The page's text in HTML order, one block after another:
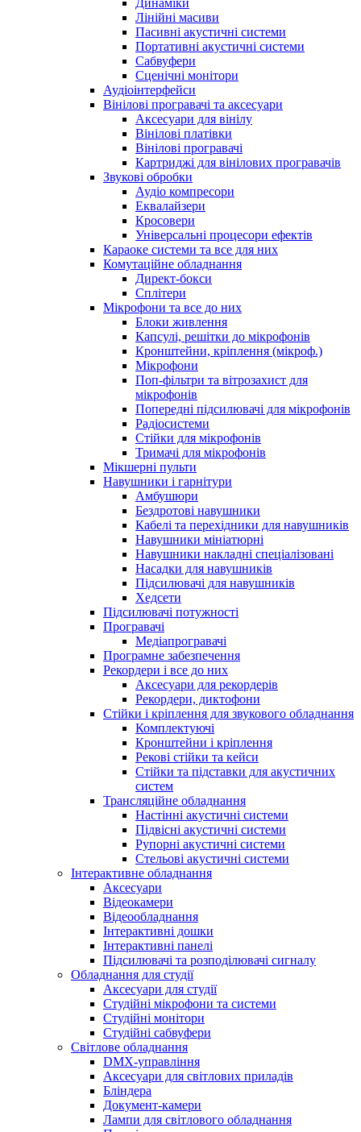
Динаміки
Лінійні масиви
Пасивні акустичні системи
Портативні акустичні системи
Сабвуфери
Сценічні монітори
Аудіоінтерфейси
Вінілові програвачі та аксесуари
Аксесуари для вінілу
Вінілові платівки
Вінілові програвачі
Картриджі для вінілових програвачів
Звукові обробки
Аудіо компресори
Еквалайзери
Кросовери
Універсальні процесори ефектів
Караоке системи та все для них
Комутаційне обладнання
Директ-бокси
Сплітери
Мікрофони та все до них
Блоки живлення
Капсулі, решітки до мікрофонів
Кронштейни, кріплення (мікроф.)
Мікрофони
Поп-фільтри та вітрозахист для
мікрофонів
Попередні підсилювачі для мікрофонів
Радіосистеми
Стійки для мікрофонів
Тримачі для мікрофонів
Мікшерні пульти
Навушники і гарнітури
Амбушюри
Бездротові навушники
Кабелі та перехідники для навушників
Навушники мініатюрні
Навушники накладні спеціалізовані
Насадки для навушників
Підсилювачі для навушників
Хедсети
Підсилювачі потужності
Програвачі
Медіапрогравачі
Програмне забезпечення
Рекордери і все до них
Аксесуари для рекордерів
Рекордери, диктофони
Стійки і кріплення для звукового обладнання
Комплектуючі
Кронштейни і кріплення
Рекові стійки та кейси
Стійки та підставки для акустичних
систем
Трансляційне обладнання
Настінні акустичні системи
Підвісні акустичні системи
Рупорні акустичні системи
Стельові акустичні системи
Інтерактивне обладнання
Аксесуари
Відеокамери
Відеообладнання
Інтерактивні дошки
Інтерактивні панелі
Підсилювачі та розподілювачі сигналу
Обладнання для студії
Аксесуари для студії
Студійні мікрофони та системи
Студійні монітори
Студійні сабвуфери
Світлове обладнання
DMX-управління
Аксесуари для світлових приладів
Бліндера
Документ-камери
Лампи для світлового обладнання